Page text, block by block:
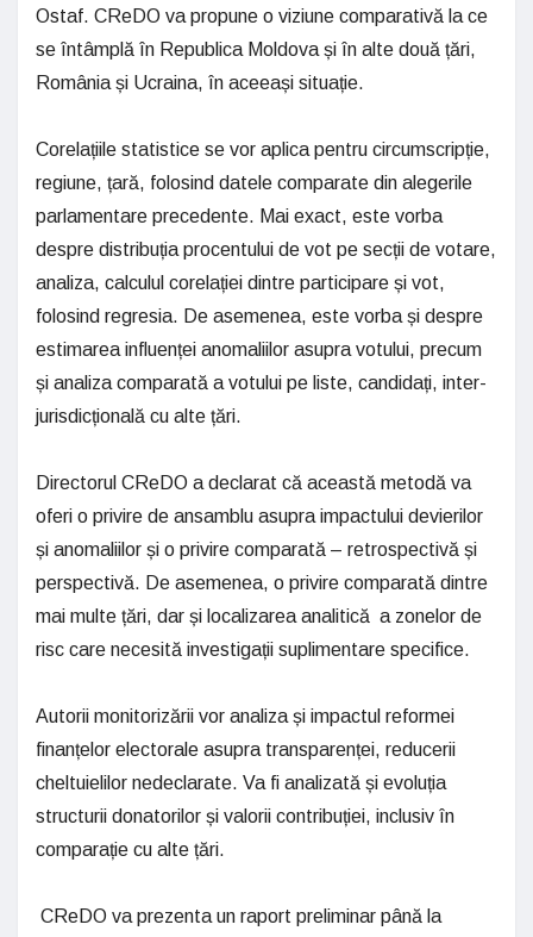
Ostaf. CReDO va propune o viziune comparativă la ce
se întâmplă în Republica Moldova și în alte două țări,
România și Ucraina, în aceeași situație.
Corelațiile statistice se vor aplica pentru circumscripție,
regiune, țară, folosind datele comparate din alegerile
parlamentare precedente. Mai exact, este vorba
despre distribuția procentului de vot pe secții de votare,
analiza, calculul corelației dintre participare și vot,
folosind regresia. De asemenea, este vorba și despre
estimarea influenței anomaliilor asupra votului, precum
și analiza comparată a votului pe liste, candidați, inter-
jurisdicțională cu alte țări.
Directorul CReDO a declarat că această metodă va
oferi o privire de ansamblu asupra impactului devierilor
și anomaliilor și o privire comparată – retrospectivă și
perspectivă. De asemenea, o privire comparată dintre
mai multe țări, dar și localizarea analitică a zonelor de
risc care necesită investigații suplimentare specifice.
Autorii monitorizării vor analiza și impactul reformei
finanțelor electorale asupra transparenței, reducerii
cheltuielilor nedeclarate. Va fi analizată și evoluția
structurii donatorilor și valorii contribuției, inclusiv în
comparație cu alte țări.
CReDO va prezenta un raport preliminar până la